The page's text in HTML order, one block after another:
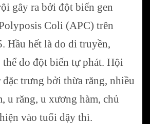
gây ra bởi đột biến gen
Coli (APC) trên
Hầu hết là do di truyền,
do đột biến tự phát. Hội
trưng bởi thừa răng, nhiều
u răng, u xương hàm, chủ
vào tuổi dậy thì.